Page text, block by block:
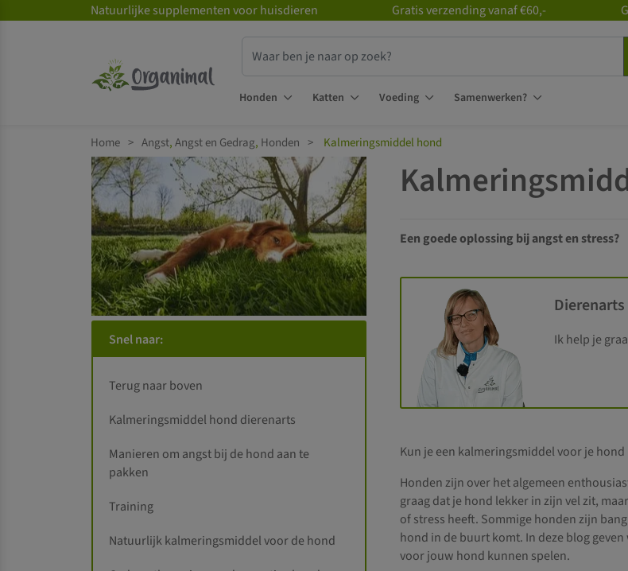
Natuurlijke supplementen voor huisdieren Gratis verzending vanaf €60,-
Honden Katten Voeding Samenwerken?
Home > Angst,Angst en Gedrag, Honden > Kalmeringsmiddel hond
Snel naar:
Terug naar boven
Kalmeringsmiddel hond dierenarts
Manieren om angst bij de hond aan te
pakken
Training
Natuurlijk kalmeringsmiddel voor de hond
Een goede oplossing bij angst en stress?
Ik help je
Kun je een kalmeringsmiddel voor je
Honden zijn over het algemeen
graag dat je hond lekker in zijn vel zit,
of stress heeft. Sommige honden zijn
hond in de buurt komt. In deze blog
voor jouw hond kunnen spelen.